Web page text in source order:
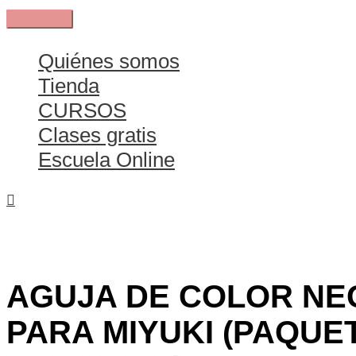
Ir
al
Menú
Quiénes somos
Tienda
CURSOS
Clases gratis
Escuela Online
AGUJA DE COLOR
PARA MIYUKI